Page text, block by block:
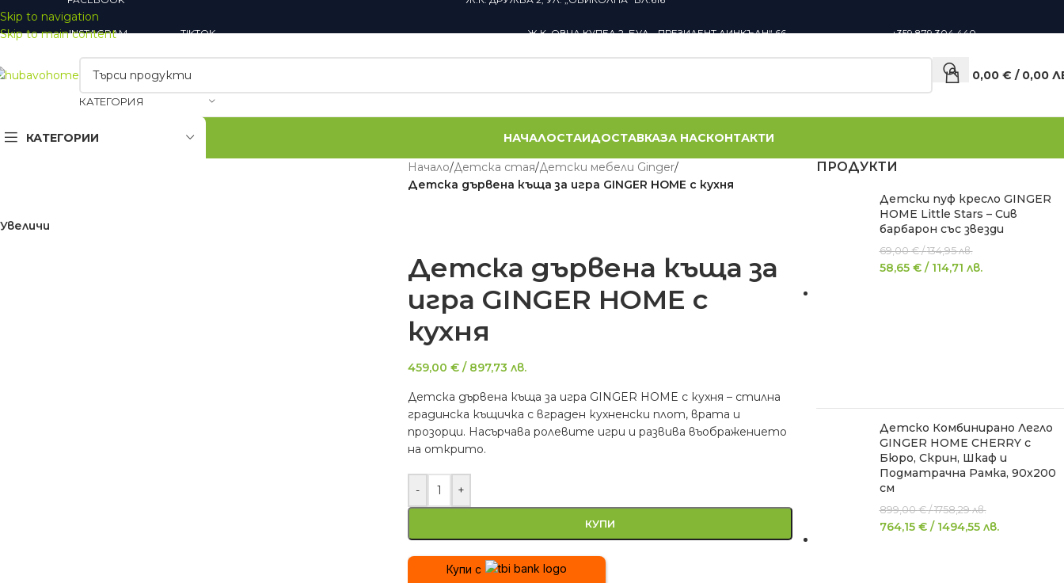
Skip to navigation
Skip to main content
INSTAGRAM TIKTOK Ж.К. ОВЧА КУПЕЛ 2, БУЛ. „ПРЕЗИДЕНТ ЛИНКЪЛН“ 66, +359 879 304 440
КАТЕГОРИЯ
0,00 € / 0,00
КАТЕГОРИИ
Огледала
НАЧАЛОСТАИДОСТАВКАЗА НАСКОНТАКТИ
Увеличи
Начало/Детскa стая/Детски мебели Ginger/
Детска дървена къща за игра GINGER HOME с кухня
Детска дървена къща за
игра GINGER HOME с
кухня
459,00€ / 897,73лв.
Детска дървена къща за игра GINGER HOME с кухня – стилна
градинска къщичка с вграден кухненски плот, врата и
прозорци. Насърчава ролевите игри и развива въображението
на открито.
- +
КУПИ
Купи с
ПРОДУКТИ
Детски пуф кресло GINGER
HOME Little Stars – Сив
барбарон със звезди
69,00€ /134,95лв.
58,65 € / 114,71 лв.
Детско Комбинирано Легло
GINGER HOME CHERRY с
Бюро, Скрин, Шкаф и
Подматрачна Рамка, 90x200
см
899,00€ /1758,29лв.
764,15 € / 1494,55 лв.